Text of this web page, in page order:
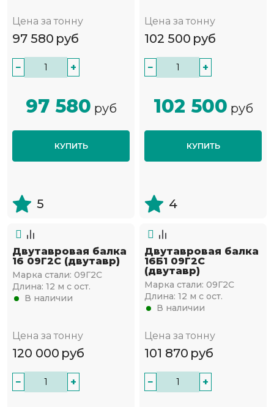
Цена за тонну
97 580 руб
− +
97 580 руб
КУПИТЬ
5
Цена за тонну
102 500 руб
− +
102 500 руб
КУПИТЬ
4
Двутавровая балка
16 09Г2С (двутавр)
Марка стали: 09Г2С
Длина: 12 м с ост.
В наличии
Цена за тонну
120 000 руб
− +
Двутавровая балка
16Б1 09Г2С
(двутавр)
Марка стали: 09Г2С
Длина: 12 м с ост.
В наличии
Цена за тонну
101 870 руб
− +